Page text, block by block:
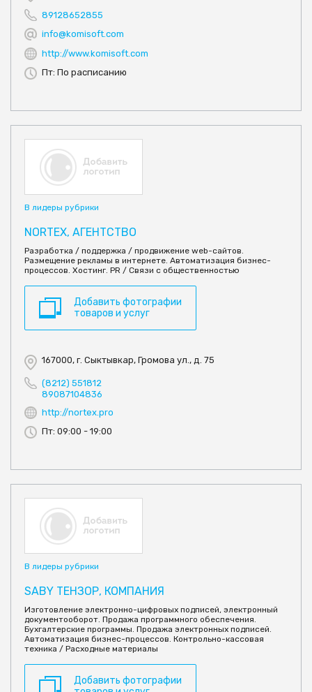
89128652855
info@komisoft.com
http://www.komisoft.com
Пт: По расписанию
В лидеры рубрики
NORTEX, АГЕНТСТВО
Разработка / поддержка / продвижение web-сайтов.
Размещение рекламы в интернете. Автоматизация бизнес-
процессов. Хостинг. PR / Связи с общественностью
Добавить фотографии
товаров и услуг
167000, г. Сыктывкар, Громова ул., д. 75
(8212) 551812
89087104836
http://nortex.pro
Пт: 09:00 - 19:00
В лидеры рубрики
SABY ТЕНЗОР, КОМПАНИЯ
Изготовление электронно-цифровых подписей, электронный
документооборот. Продажа программного обеспечения.
Бухгалтерские программы. Продажа электронных подписей.
Автоматизация бизнес-процессов. Контрольно-кассовая
техника / Расходные материалы
Добавить фотографии